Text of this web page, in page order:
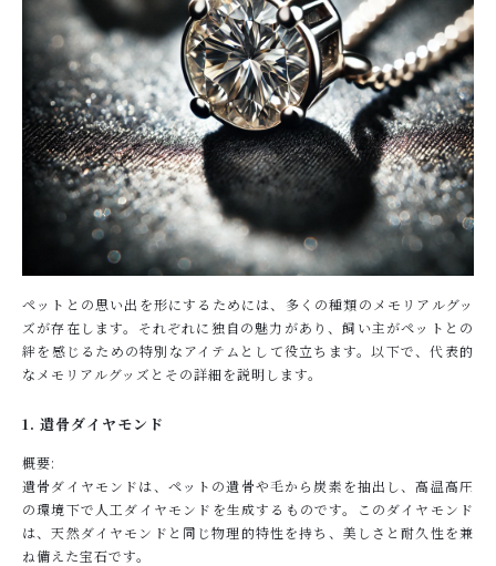
ペットとの思い出を形にするためには、多くの種類のメモリアルグッ
ズが存在します。それぞれに独自の魅力があり、飼い主がペットとの
絆を感じるための特別なアイテムとして役立ちます。以下で、代表的
なメモリアルグッズとその詳細を説明します。
1. 遺骨ダイヤモンド
概要:
遺骨ダイヤモンドは、ペットの遺骨や毛から炭素を抽出し、高温高圧
の環境下で人工ダイヤモンドを生成するものです。このダイヤモンド
は、天然ダイヤモンドと同じ物理的特性を持ち、美しさと耐久性を兼
ね備えた宝石です。